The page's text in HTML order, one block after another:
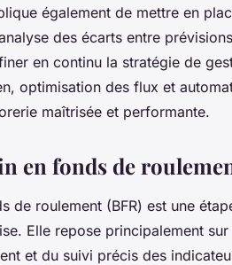
également de mettre en
des écarts entre
en continu la stratégie de
optimisation des flux et
maîtrisée et performante.
en fonds de
de roulement (BFR) est une
Elle repose principalement
et du suivi précis des